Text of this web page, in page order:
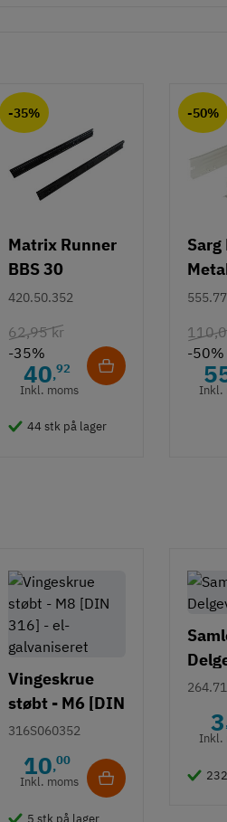
-35%
Matrix Runner
BBS 30
kugleudtræk -
420.50.352
62,95 kr
-35%
40,92
Inkl. moms
44 stk på lager
-50%
Sarg
320
-50%
Inkl.
Vingeskrue
støbt - M6 [DIN
316] - el-
galvaniseret
316S060352
10,00
Inkl. moms
5 stk på lager
3
Inkl.